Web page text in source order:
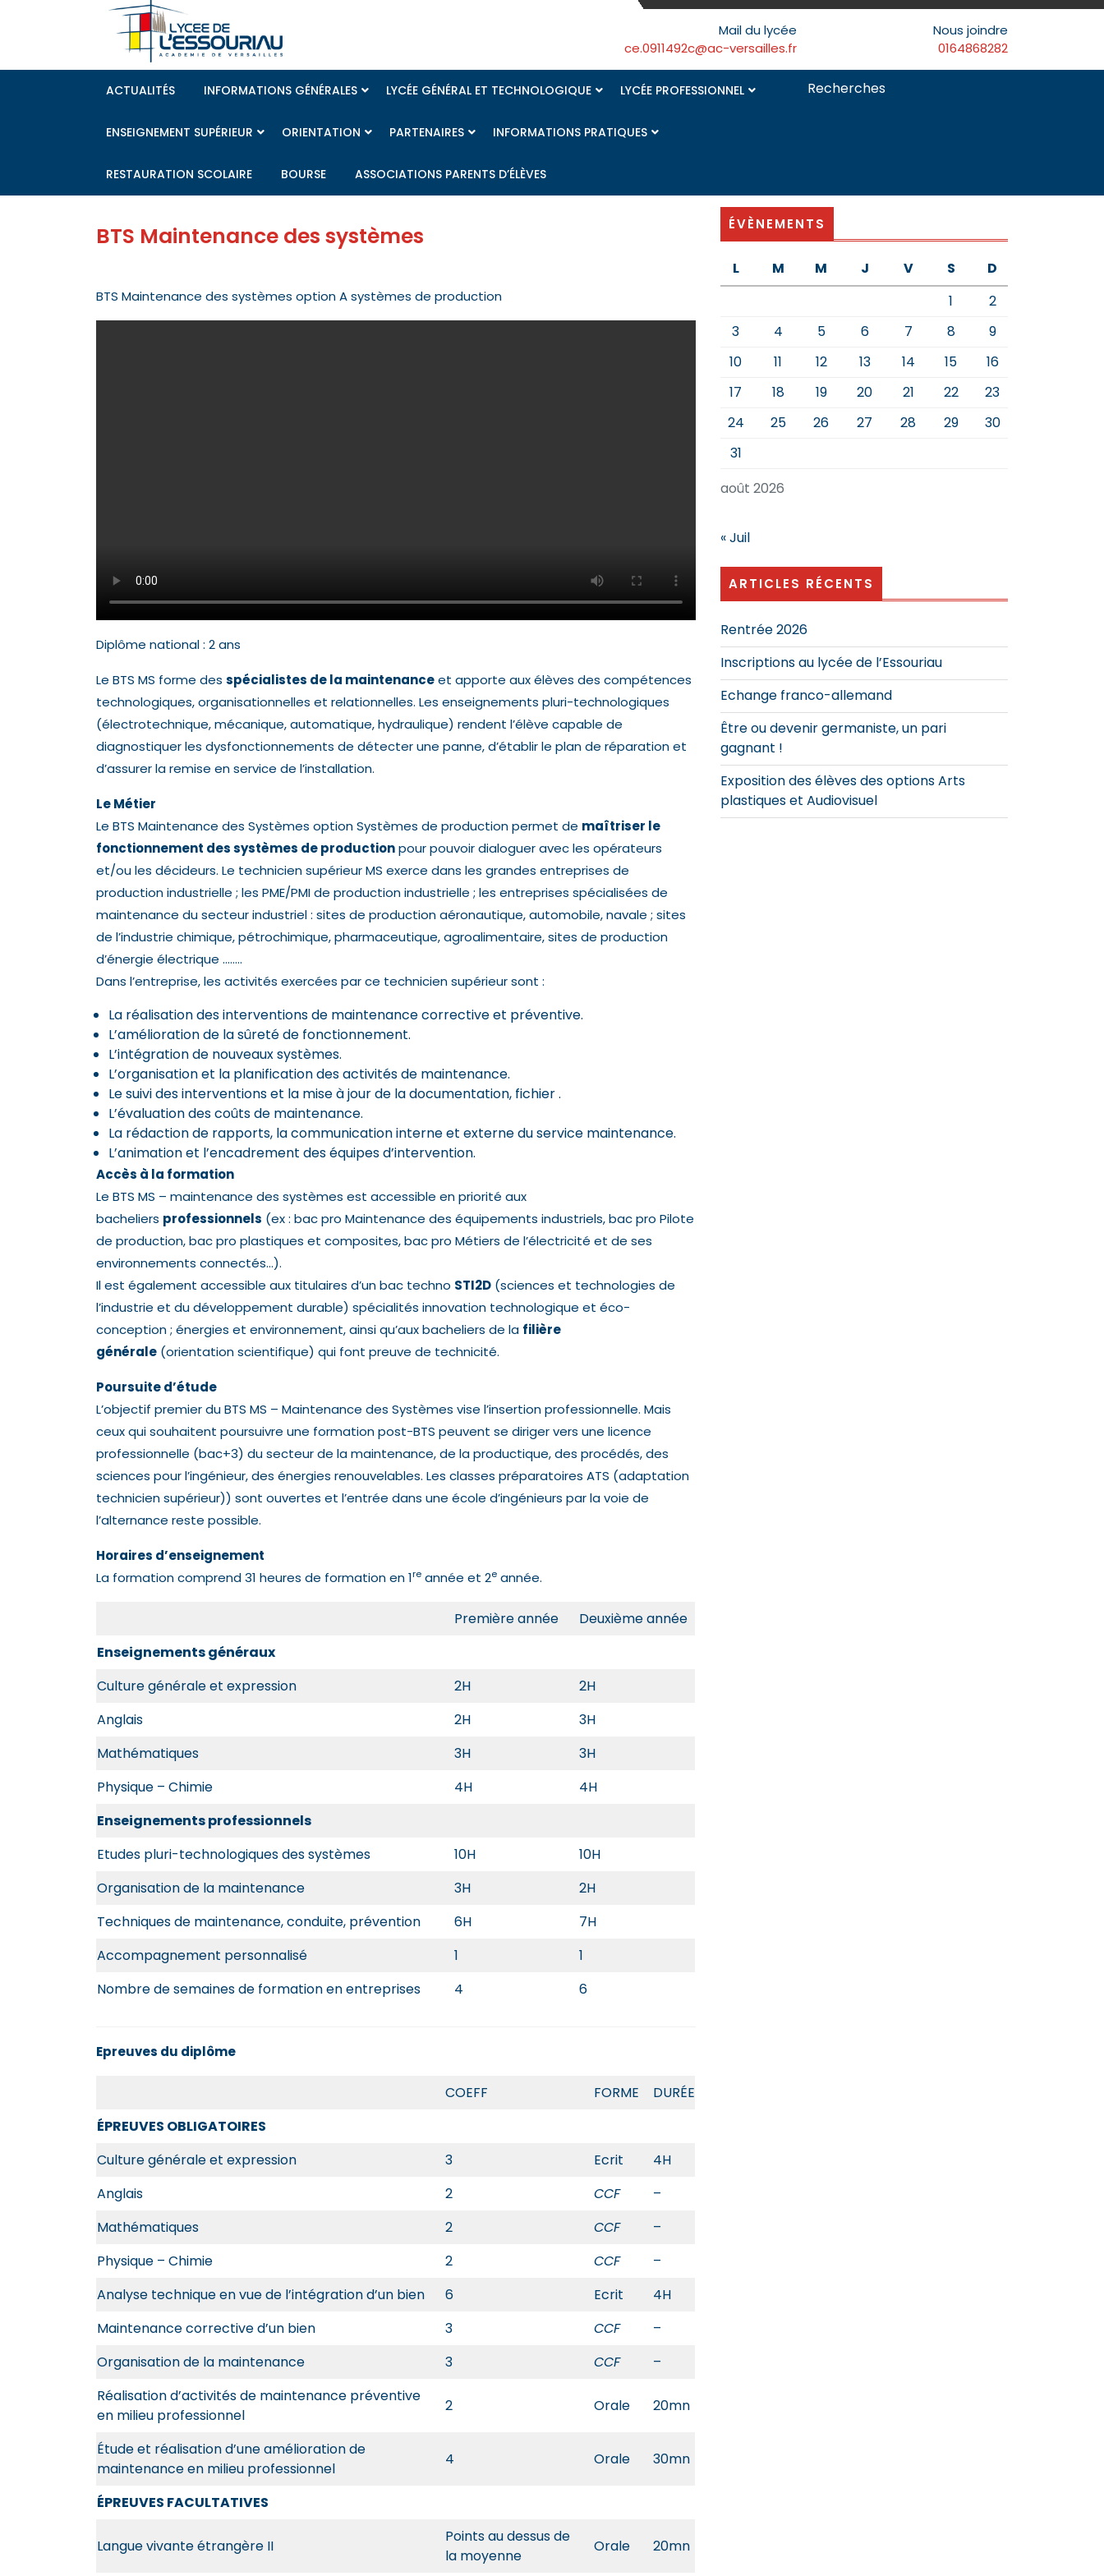
Mail du lycée
ce.0911492c@ac-versailles.fr
Nous joindre
0164868282
ACTUALITÉS INFORMATIONS GÉNÉRALES LYCÉE GÉNÉRAL ET TECHNOLOGIQUE LYCÉE PROFESSIONNEL
ENSEIGNEMENT SUPÉRIEUR ORIENTATION PARTENAIRES INFORMATIONS PRATIQUES
RESTAURATION SCOLAIRE BOURSE ASSOCIATIONS PARENTS D’ÉLÈVES
Search
for:
BTS Maintenance des systèmes
BTS Maintenance des systèmes option A systèmes de production
Diplôme national : 2 ans
Le BTS MS forme des spécialistes de la maintenanceet apporte aux élèves des compétences
technologiques, organisationnelles et relationnelles. Les enseignements pluri-technologiques
(électrotechnique, mécanique, automatique, hydraulique) rendent l’élève capable de
diagnostiquer les dysfonctionnements de détecter une panne, d’établir le plan de réparation et
d’assurer la remise en service de l’installation.
Le Métier
Le BTS Maintenance des Systèmes option Systèmes de production permet de maîtriser le
fonctionnement des systèmes de productionpour pouvoir dialoguer avec les opérateurs
et/ou les décideurs. Le technicien supérieur MS exerce dans les grandes entreprises de
production industrielle ; les PME/PMI de production industrielle ; les entreprises spécialisées de
maintenance du secteur industriel : sites de production aéronautique, automobile, navale ; sites
de l’industrie chimique, pétrochimique, pharmaceutique, agroalimentaire, sites de production
d’énergie électrique ……..
Dans l’entreprise, les activités exercées par ce technicien supérieur sont :
La réalisation des interventions de maintenance corrective et préventive.
L’amélioration de la sûreté de fonctionnement.
L’intégration de nouveaux systèmes.
L’organisation et la planification des activités de maintenance.
Le suivi des interventions et la mise à jour de la documentation, fichier .
L’évaluation des coûts de maintenance.
La rédaction de rapports, la communication interne et externe du service maintenance.
L’animation et l’encadrement des équipes d’intervention.
Accès à la formation
Le BTS MS – maintenance des systèmes est accessible en priorité aux
bacheliers professionnels (ex : bac pro Maintenance des équipements industriels, bac pro Pilote
de production, bac pro plastiques et composites, bac pro Métiers de l’électricité et de ses
environnements connectés…).
Il est également accessible aux titulaires d’un bac techno STI2D (sciences et technologies de
l’industrie et du développement durable) spécialités innovation technologique et éco-
conception ; énergies et environnement, ainsi qu’aux bacheliers de la filière
générale (orientation scientifique) qui font preuve de technicité.
Poursuite d’étude
L’objectif premier du BTS MS – Maintenance des Systèmes vise l’insertion professionnelle. Mais
ceux qui souhaitent poursuivre une formation post-BTS peuvent se diriger vers une licence
professionnelle (bac+3) du secteur de la maintenance, de la productique, des procédés, des
sciences pour l’ingénieur, des énergies renouvelables. Les classes préparatoires ATS (adaptation
technicien supérieur)) sont ouvertes et l’entrée dans une école d’ingénieurs par la voie de
l’alternance reste possible.
Horaires d’enseignement
La formation comprend 31 heures de formation en 1re année et 2e année.
Première année
Deuxième année
Enseignements généraux
Culture générale et expression
2H
2H
Anglais
2H
3H
Mathématiques
3H
3H
Physique – Chimie
4H
4H
Enseignements professionnels
Etudes pluri-technologiques des systèmes
10H
10H
Organisation de la maintenance
3H
2H
Techniques de maintenance, conduite, prévention
6H
7H
Accompagnement personnalisé
1
1
Nombre de semaines de formation en entreprises
4 6
Epreuves du diplôme
COEFF FORME
DURÉE
ÉPREUVES OBLIGATOIRES
Culture générale et expression
3 Ecrit
4H
Anglais
2 CCF
–
Mathématiques
2 CCF
–
Physique – Chimie
2 CCF
–
Analyse technique en vue de l’intégration d’un bien
6 Ecrit
4H
Maintenance corrective d’un bien
3 CCF
–
Organisation de la maintenance
3 CCF
–
Réalisation d’activités de maintenance préventive
en milieu professionnel
2 Orale 20mn
Étude et réalisation d’une amélioration de
maintenance en milieu professionnel
4 Orale 30mn
ÉPREUVES FACULTATIVES
Langue vivante étrangère II
Points au dessus de
la moyenne
Orale 20mn
ÉVÈNEMENTS
août 2026
L M M J V S
D
1
2
3
4 5 6 7 8
9
10
11 12 13 14 15
16
17
18 19 20 21 22
23
24
25 26 27 28 29
30
31
« Juil
ARTICLES RÉCENTS
Rentrée 2026
Inscriptions au lycée de l’Essouriau
Echange franco-allemand
Être ou devenir germaniste, un pari
gagnant !
Exposition des élèves des options Arts
plastiques et Audiovisuel